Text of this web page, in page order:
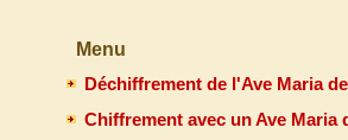
Menu
Déchiffrement de l'Ave Maria
Chiffrement avec un Ave Maria